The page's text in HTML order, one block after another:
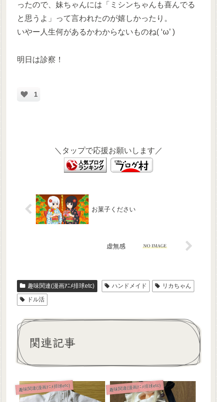
ったので、妹ちゃんには「ミシンちゃんも喜んでる
と思うよ」って言われたのが嬉しかったり。
いやー人生何があるかわからないものね( ‘ω’ )
明日は診察！
1
＼タップで応援お願いします／
お菓子ください
虚無感
趣味関連(漫画ｱﾆﾒ排球etc) ハンドメイド
リカちゃん
ドル活
関連記事
趣味関連(漫画ｱﾆﾒ排球etc) 趣味関連(漫画ｱﾆﾒ排球etc)